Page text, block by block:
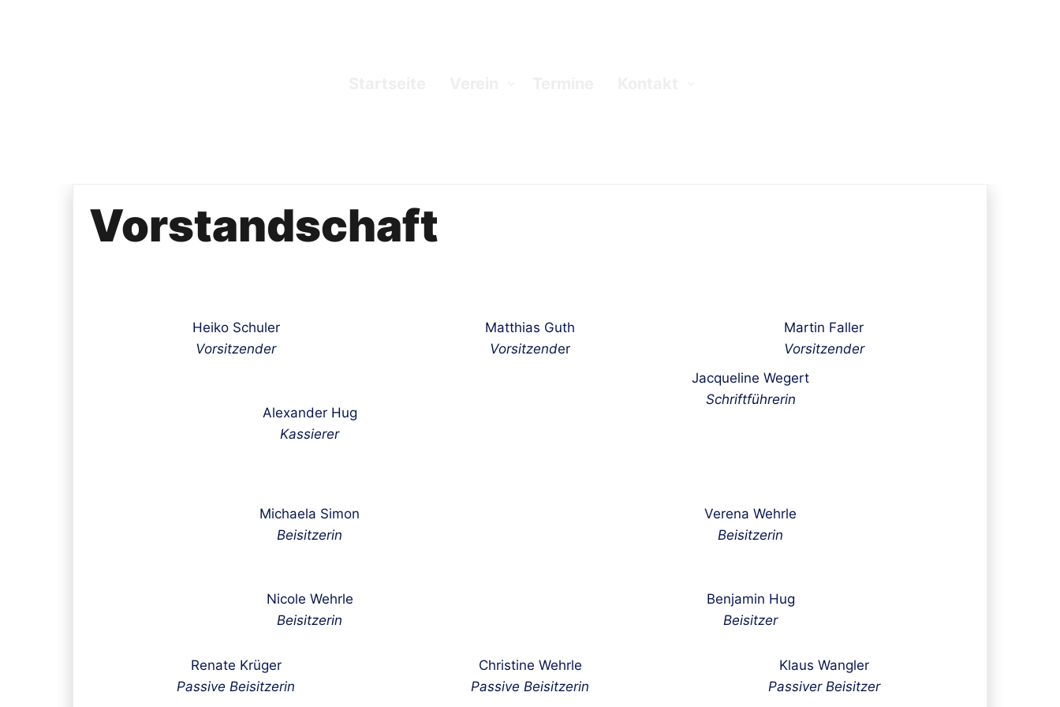
Vorstandschaft
Heiko Schuler
Vorsitzender
Matthias Guth
Vorsitzender
Martin Faller
Vorsitzender
Alexander Hug
Kassierer
Jacqueline Wegert
Schriftführerin
Michaela Simon
Beisitzerin
Verena Wehrle
Beisitzerin
Nicole Wehrle
Beisitzerin
Benjamin Hug
Beisitzer
Renate Krüger
Passive Beisitzerin
Christine Wehrle
Passive Beisitzerin
Klaus Wangler
Passiver Beisitzer